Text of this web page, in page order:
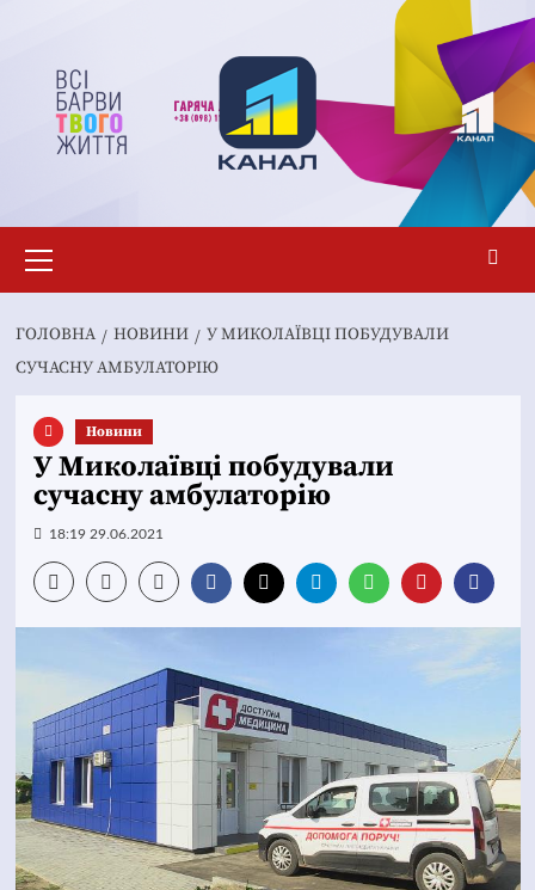
вмісту
меню
ГОЛОВНА НОВИНИ
У МИКОЛАЇВЦІ ПОБУДУВАЛИ
СУЧАСНУ АМБУЛАТОРІЮ
Новини
У Миколаївці побудували
сучасну амбулаторію
18:19 29.06.2021